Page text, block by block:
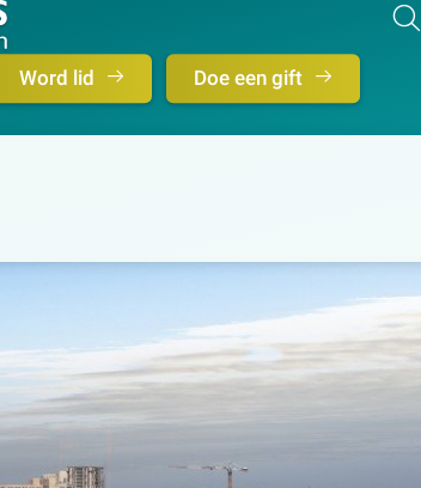
Word lid Doe een gift